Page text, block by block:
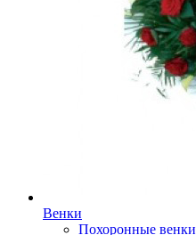
Венки
Похоронные венки